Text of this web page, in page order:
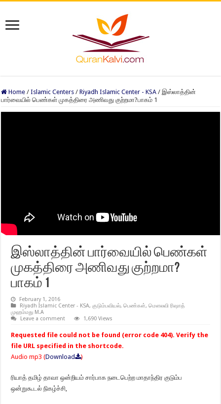
Home / Islamic Centers / Riyadh Islamic Center - KSA / இஸ்லாத்தின்
பார்வையில் பெண்கள் முகத்திரை அணிவது குற்றமா?பாகம் 1
இஸ்லாத்தின் பார்வையில் பெண்கள்
முகத்திரை அணிவது குற்றமா?
பாகம் 1
February 1, 2016
Riyadh Islamic Center - KSA,குடும்பவியல்,பெண்கள்,மௌலவி ரிஷாத்
முஹம்மது M.A
Leave a comment
1,690 Views
Requested file could not be found (error code 404). Verify the
file URL specified in the shortcode.
Audio mp3 (Download )
ரியாத் தமிழ் தாவா ஒன்றியம் சார்பாக நடைபெற்ற மாதாந்திர குடும்ப
ஒன்றுகூடல் நிகழ்ச்சி,